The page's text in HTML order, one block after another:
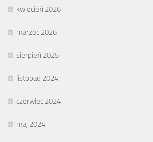
kwiecień 2026
marzec 2026
sierpień 2025
listopad 2024
czerwiec 2024
maj 2024